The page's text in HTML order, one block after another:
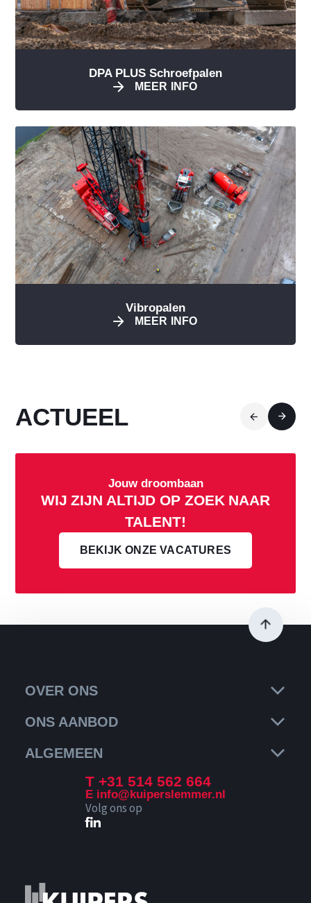
DPA PLUS Schroefpalen
MEER INFO
Vibropalen
MEER INFO
ACTUEEL
Klaar voor de zomer
Jouw droombaan
WIJ ZIJN ALTIJD OP ZOEK NAAR
TALENT!
BEKIJK ONZE VACATURES
OVER ONS
ONS AANBOD
ALGEMEEN
T +31 514 562 664
E info@kuiperslemmer.nl
Volg ons op